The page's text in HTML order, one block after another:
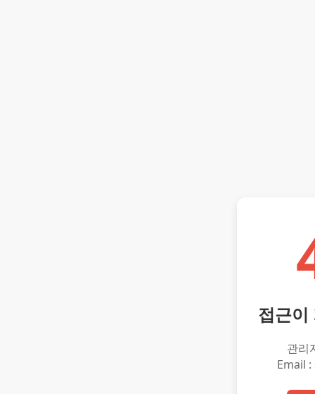
접근이
관리
Email